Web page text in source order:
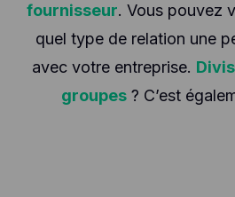
fournisseur. Vous pouvez
quel type de relation une
avec votre entreprise.
groupes ? C’est